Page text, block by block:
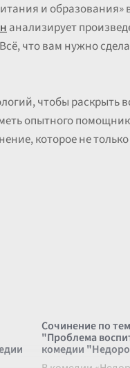
и образования»
анализирует
что вам нужно
чтобы
опытного
которое не
Сочинение по
"Проблема
комедии